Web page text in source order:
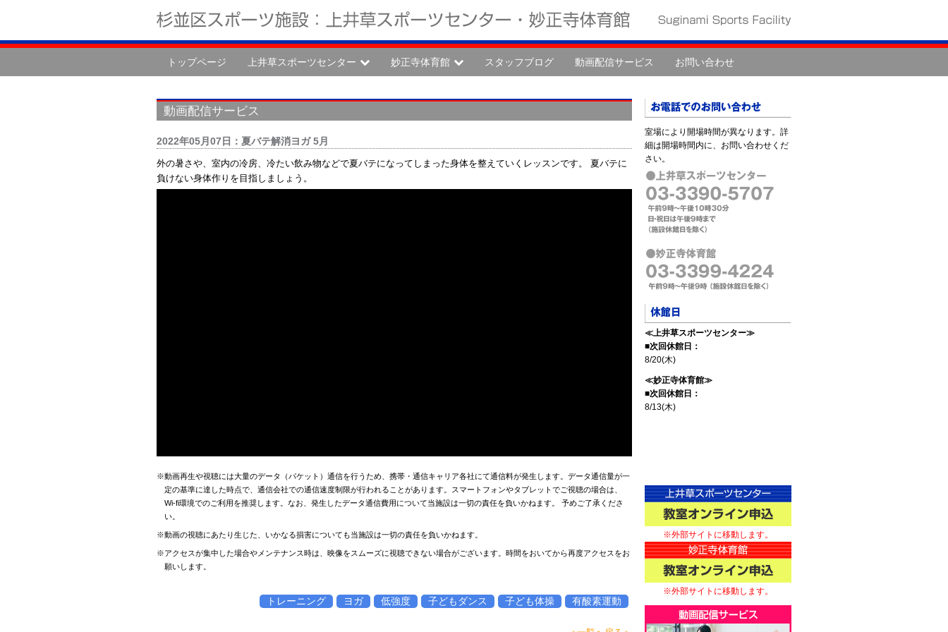
トップページ 上井草スポーツセンター 妙正寺体育館 スタッフブログ 動画配信サービス お問い合わせ
動画配信サービス
2022年05月07日：夏バテ解消ヨガ 5月
外の暑さや、室内の冷房、冷たい飲み物などで夏バテになってしまった身体を整えていくレッスンです。 夏バテに
負けない身体作りを目指しましょう。
※動画再生や視聴には大量のデータ（パケット）通信を行うため、携帯・通信キャリア各社にて通信料が発生します。データ通信量が一
定の基準に達した時点で、通信会社での通信速度制限が行われることがあります。スマートフォンやタブレットでご視聴の場合は、
Wi-fi環境でのご利用を推奨します。なお、発生したデータ通信費用について当施設は一切の責任を負いかねます。 予めご了承くださ
い。
※動画の視聴にあたり生じた、いかなる損害についても当施設は一切の責任を負いかねます。
※アクセスが集中した場合やメンテナンス時は、映像をスムーズに視聴できない場合がございます。時間をおいてから再度アクセスをお
願いします。
トレーニング ヨガ 低強度 子どもダンス 子ども体操 有酸素運動
室場により開場時間が異なります。詳
細は開場時間内に、お問い合わせくだ
さい。
≪上井草スポーツセンター≫
■次回休館日：
8/20(木)
≪妙正寺体育館≫
■次回休館日：
8/13(木)
※外部サイトに移動します。
※外部サイトに移動します。